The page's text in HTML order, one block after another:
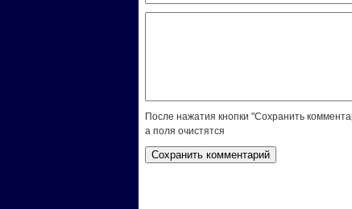
После нажатия кнопки "Сохранить
а поля очистятся